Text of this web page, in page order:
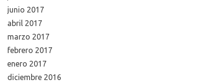
junio 2017
abril 2017
marzo 2017
febrero 2017
enero 2017
diciembre 2016